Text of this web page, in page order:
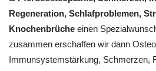
Regeneration, Schlafproblemen,
Knochenbrüche einen
zusammen erschaffen wir dann
Immunsystemstärkung, Schmerzen,